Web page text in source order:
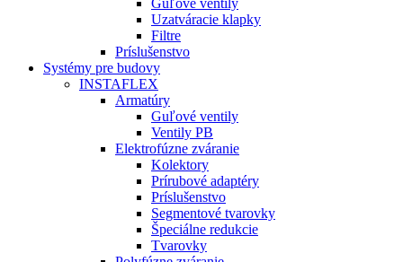
Guľové ventily
Uzatváracie klapky
Filtre
Príslušenstvo
Systémy pre budovy
INSTAFLEX
Armatúry
Guľové ventily
Ventily PB
Elektrofúzne zváranie
Kolektory
Prírubové adaptéry
Príslušenstvo
Segmentové tvarovky
Špeciálne redukcie
Tvarovky